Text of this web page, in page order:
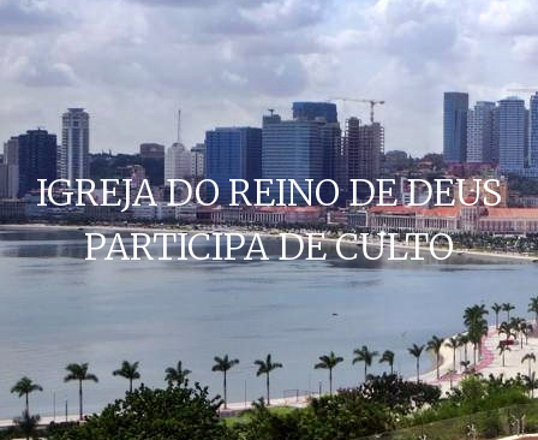
IGREJA DO REINO DE DEUS
PARTICIPA DE CULTO